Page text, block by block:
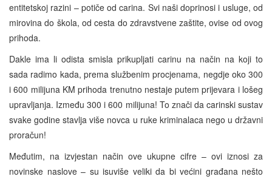
entitetskoj razini – potiče od carina. Svi naši doprinosi i usluge, od
mirovina do škola, od cesta do zdravstvene zaštite, ovise od ovog
prihoda.
Dakle ima li odista smisla prikupljati carinu na način na koji to
sada radimo kada, prema službenim procjenama, negdje oko 300
i 600 milijuna KM prihoda trenutno nestaje putem prijevara i lošeg
upravljanja. Između 300 i 600 milijuna! To znači da carinski sustav
svake godine stavlja više novca u ruke kriminalaca nego u državni
proračun!
Međutim, na izvjestan način ove ukupne cifre – ovi iznosi za
novinske naslove – su isuviše veliki da bi većini građana nešto